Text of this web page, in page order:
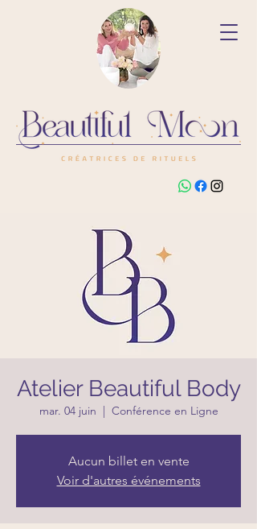
Atelier Beautiful Body
mar. 04 juin
  |
Conférence en Ligne
Aucun billet en vente
Voir d'autres événements